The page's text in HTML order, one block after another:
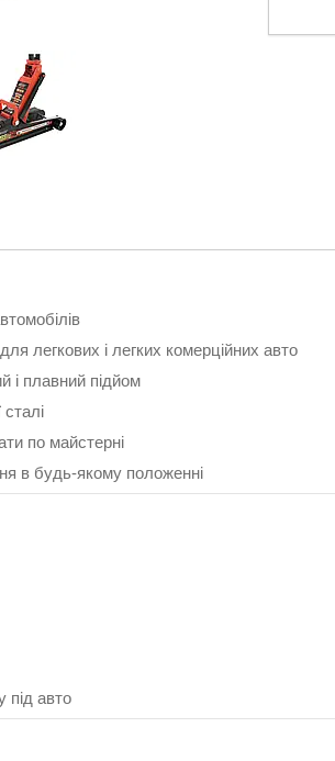
легкових і легких комерційних авто
і плавний підйом
по майстерні
в будь-якому положенні
під авто